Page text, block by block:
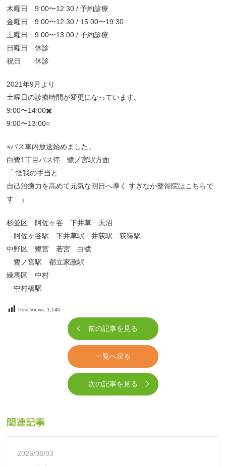
木曜日 9:00〜12:30 / 予約診療
金曜日 9:00〜12:30 / 15:00〜19:30
土曜日 9:00〜13:00 / 予約診療
日曜日 休診
祝日 休診
2021年9月より
土曜日の診療時間が変更になっています。
9:00〜14:00✖️
9:00〜13:00○
⭐︎バス車内放送始めました。
白鷺1丁目バス停 鷺ノ宮駅方面
「 怪我の手当と
自己治癒力を高めて元気な明日へ導く すぎなか整骨院はこちらで
す 」
杉並区 阿佐ヶ谷 下井草 天沼
阿佐ヶ谷駅 下井草駅 井荻駅 荻窪駅
中野区 鷺宮 若宮 白鷺
鷺ノ宮駅 都立家政駅
練馬区 中村
中村橋駅
Post Views: 1,140
前の記事を見る
一覧へ戻る
次の記事を見る
関連記事
2026/08/03